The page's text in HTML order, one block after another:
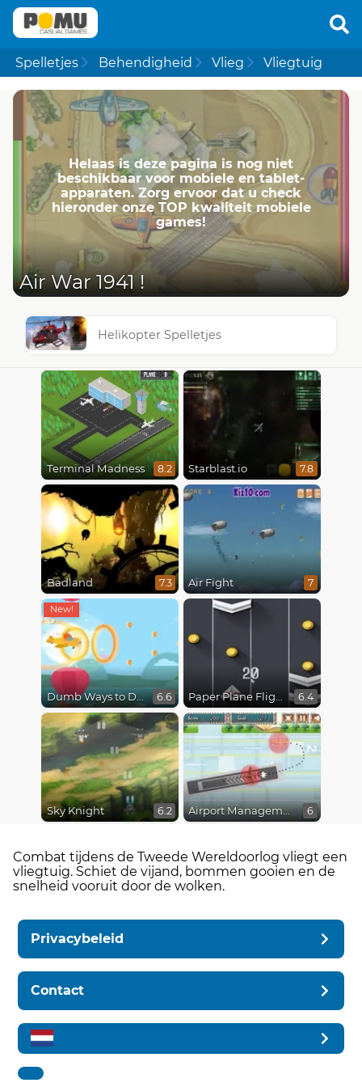
Spelletjes Behendigheid Vlieg Vliegtuig
Helaas is deze pagina is nog niet
beschikbaar voor mobiele en tablet-
apparaten. Zorg ervoor dat u check
hieronder onze TOP kwaliteit mobiele
games!
Air War 1941 !
Helikopter Spelletjes
Terminal Madness 8.2 Starblast.io 7.8
Badland 7.3 Air Fight 7
Dumb Ways to Die 3: World Tour 6.6 Paper Plane Flight 6.4
Sky Knight 6.2 Airport Management 2 6
Combat tijdens de Tweede Wereldoorlog vliegt een
vliegtuig. Schiet de vijand, bommen gooien en de
snelheid vooruit door de wolken.
Privacybeleid
Contact